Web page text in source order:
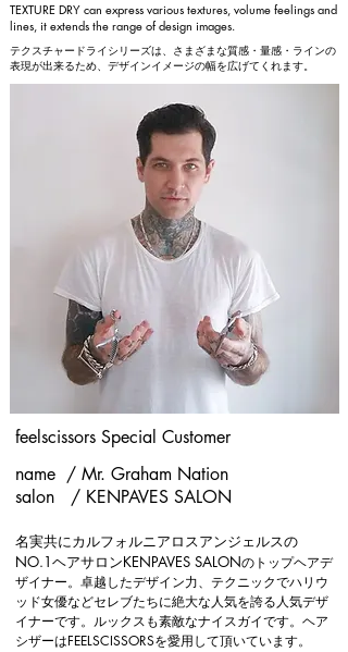
TEXTURE DRY can express various textures, volume feelings and
lines, it extends the range of design images.
テクスチャードライシリーズは、さまざまな質感・量感・ラインの
表現が出来るため、デザインイメージの幅を広げてくれます。
feelscissors Special Customer
name / Mr. Graham Nation
salon / KENPAVES SALON
名実共にカルフォルニアロスアンジェルスの
NO.1ヘアサロンKENPAVES SALONのトップヘアデ
ザイナー。卓越したデザイン力、テクニックでハリウ
ッド女優などセレブたちに絶大な人気を誇る人気デザ
イナーです。ルックスも素敵なナイスガイです。ヘア
シザーはFEELSCISSORSを愛用して頂いています。